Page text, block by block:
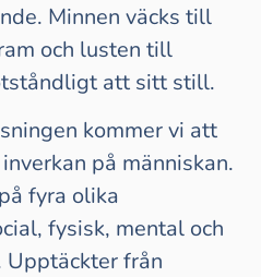
Minnen väcks till
och lusten till
att sitt still.
kommer vi att
på människan.
fyra olika
fysisk, mental och
Upptäckter från